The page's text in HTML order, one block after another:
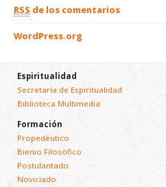
RSS de los comentarios
WordPress.org
Espiritualidad
Secretaría de Espiritualidad
Biblioteca Multimedia
Formación
Propedéutico
Bienio Filosófico
Postulantado
Noviciado